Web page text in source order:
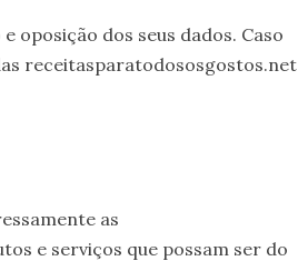
oposição dos seus dados. Caso
receitasparatodososgostos.net
as
e serviços que possam ser do